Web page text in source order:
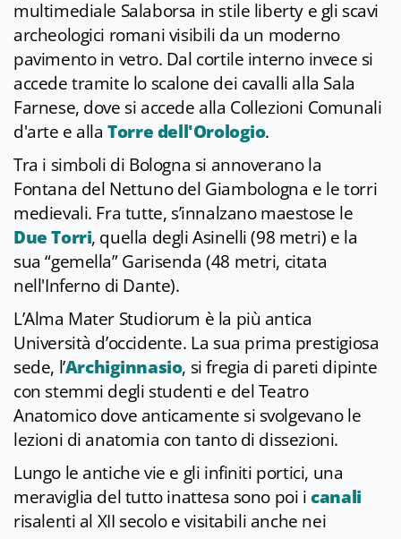
multimediale Salaborsa in stile liberty e gli scavi
archeologici romani visibili da un moderno
pavimento in vetro. Dal cortile interno invece si
accede tramite lo scalone dei cavalli alla Sala
Farnese, dove si accede alla Collezioni Comunali
d'arte e allaTorre dell'Orologio.
Tra i simboli di Bologna si annoverano la
Fontana del Nettuno del Giambologna e le torri
medievali. Fra tutte, s’innalzano maestose le
Due Torri, quella degli Asinelli (98 metri) e la
sua “gemella” Garisenda (48 metri, citata
nell'Inferno di Dante).
L’Alma Mater Studiorum è la più antica
Università d’occidente. La sua prima prestigiosa
sede, l’Archiginnasio, si fregia di pareti dipinte
con stemmi degli studenti e del Teatro
Anatomico dove anticamente si svolgevano le
lezioni di anatomia con tanto di dissezioni.
Lungo le antiche vie e gli infiniti portici, una
meraviglia del tutto inattesa sono poi icanali
risalenti al XII secolo e visitabili anche nei